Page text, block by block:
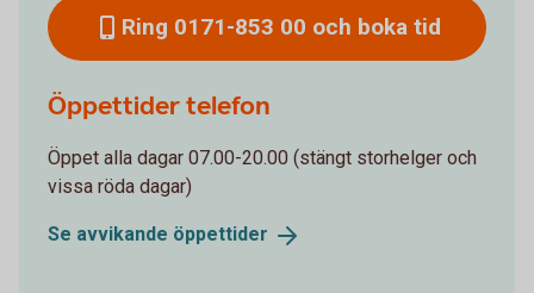
Ring 0171-853 00 och boka tid
Öppettider telefon
Öppet alla dagar 07.00-20.00 (stängt storhelger och
vissa röda dagar)
Se avvikande öppettider